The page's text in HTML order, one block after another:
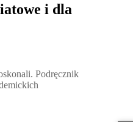
i dla
Podręcznik nauczycieli
Podręcznik